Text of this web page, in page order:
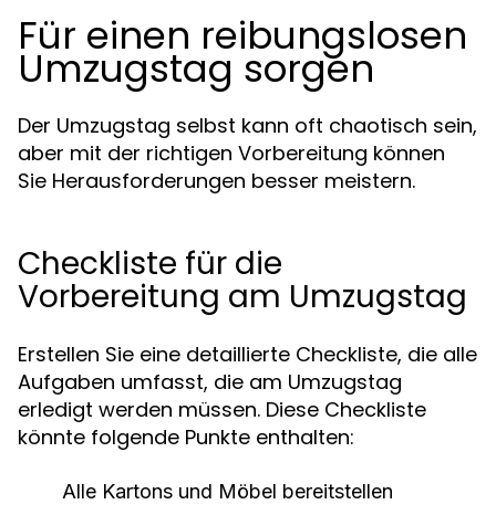
Für einen reibungslosen
Umzugstag sorgen
Der Umzugstag selbst kann oft chaotisch sein,
aber mit der richtigen Vorbereitung können
Sie Herausforderungen besser meistern.
Checkliste für die
Vorbereitung am Umzugstag
Erstellen Sie eine detaillierte Checkliste, die alle
Aufgaben umfasst, die am Umzugstag
erledigt werden müssen. Diese Checkliste
könnte folgende Punkte enthalten:
Alle Kartons und Möbel bereitstellen